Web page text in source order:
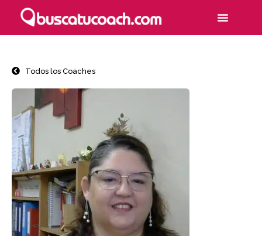
Todos los Coaches